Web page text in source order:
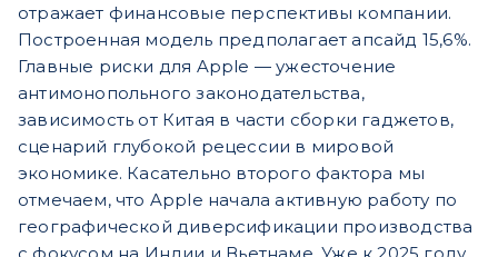
отражает финансовые перспективы компании.
Построенная модель предполагает апсайд 15,6%.
Главные риски для Apple — ужесточение
антимонопольного законодательства,
зависимость от Китая в части сборки гаджетов,
сценарий глубокой рецессии в мировой
экономике. Касательно второго фактора мы
отмечаем, что Apple начала активную работу по
географической диверсификации производства